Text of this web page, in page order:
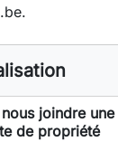
.
joindre
de propriété